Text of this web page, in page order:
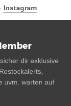
· Instagram
dir exklusive
uvm. warten auf